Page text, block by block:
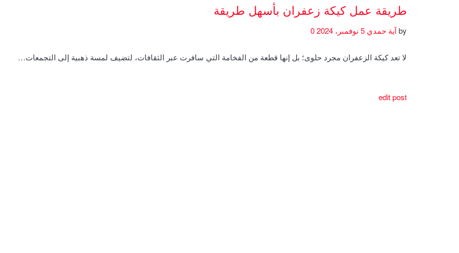
طريقة عمل كيكة زعفران بأسهل طريقة
byآية حمدي
لا تعد كيكة الزعفران مجرد حلوى؛ بل إنها قطعة من الفخامة التي سافرت عبر الثقافات، لتضيف لمسة ذهبية إلى التجمعات…
edit post